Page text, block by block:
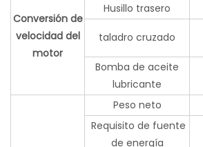
Conversión de
velocidad del
motor
Husillo trasero
taladro cruzado
Bomba de aceite
lubricante
Peso neto
Requisito de fuente
de energía